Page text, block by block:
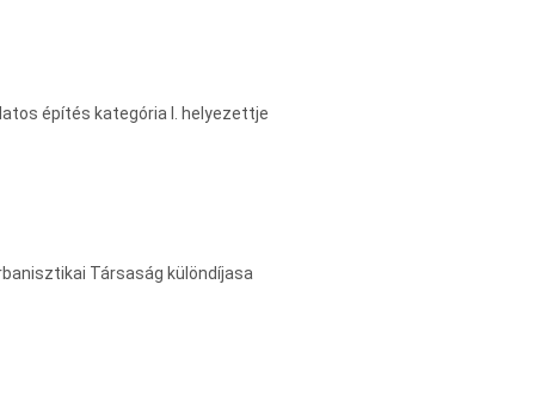
építés kategória I. helyezettje
Társaság különdíjasa